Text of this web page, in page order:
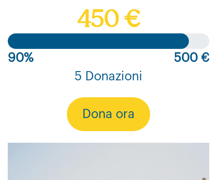
450 €
90%
500 €
5 Donazioni
Dona ora